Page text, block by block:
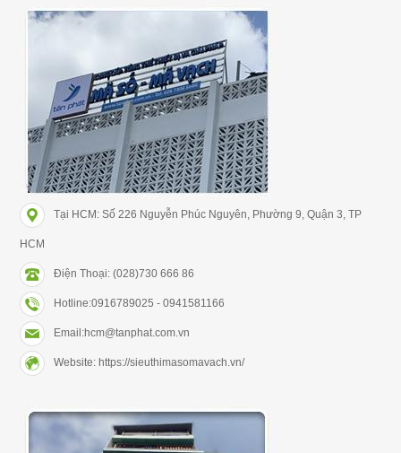
Tại HCM: Số 226 Nguyễn Phúc Nguyên, Phường 9, Quận 3, TP
HCM
Điện Thoại: (028)730 666 86
Hotline:0916789025 - 0941581166
Email:hcm@tanphat.com.vn
Website: https://sieuthimasomavach.vn/